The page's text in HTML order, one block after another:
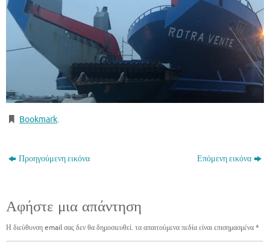
Bookmark.
Προηγούμενη εικόνα Επόμενη εικόνα
Αφήστε μια απάντηση
Η διεύθυνση email σας δεν θα δημοσιευθεί. τα απαιτούμενα πεδία είναι επισημασμένα*